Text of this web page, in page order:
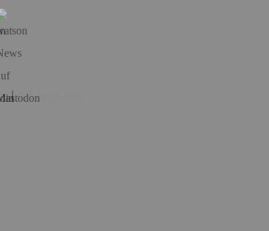
Hol dir die App!